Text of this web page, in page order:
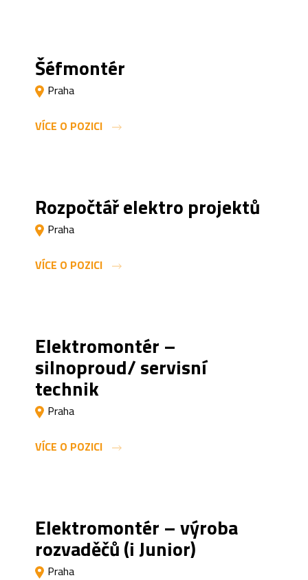
Šéfmontér
Praha
VÍCE O POZICI
Rozpočtář elektro projektů
Praha
VÍCE O POZICI
Elektromontér –
silnoproud/ servisní
technik
Praha
VÍCE O POZICI
Elektromontér – výroba
rozvaděčů (i Junior)
Praha